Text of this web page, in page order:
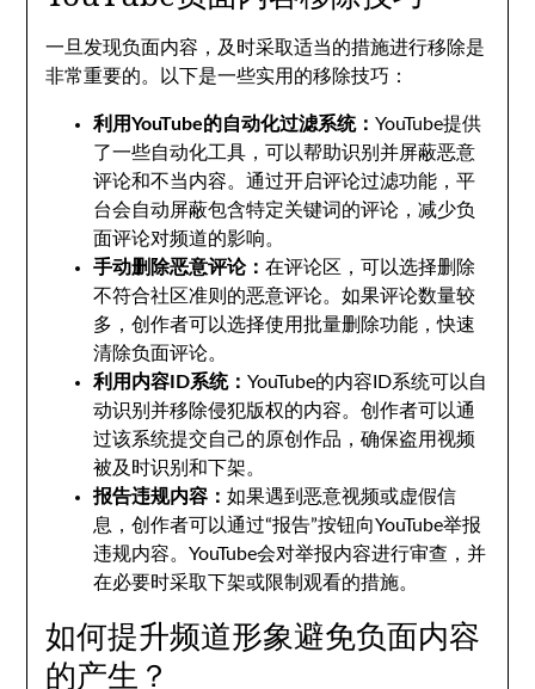
一旦发现负面内容，及时采取适当的措施进行移除是
非常重要的。以下是一些实用的移除技巧：
利用YouTube的自动化过滤系统：YouTube提供
了一些自动化工具，可以帮助识别并屏蔽恶意
评论和不当内容。通过开启评论过滤功能，平
台会自动屏蔽包含特定关键词的评论，减少负
面评论对频道的影响。
手动删除恶意评论：在评论区，可以选择删除
不符合社区准则的恶意评论。如果评论数量较
多，创作者可以选择使用批量删除功能，快速
清除负面评论。
利用内容ID系统：YouTube的内容ID系统可以自
动识别并移除侵犯版权的内容。创作者可以通
过该系统提交自己的原创作品，确保盗用视频
被及时识别和下架。
报告违规内容：如果遇到恶意视频或虚假信
息，创作者可以通过“报告”按钮向YouTube举报
违规内容。YouTube会对举报内容进行审查，并
在必要时采取下架或限制观看的措施。
如何提升频道形象避免负面内容
的产生？